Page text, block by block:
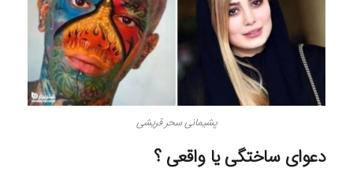
پشیمانی سحر قریشی
دعوای ساختگی یا واقعی ؟